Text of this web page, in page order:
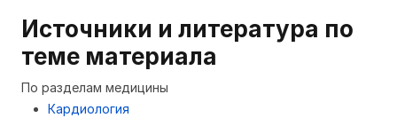
Источники и литература по
теме материала
По разделам медицины
Кардиология